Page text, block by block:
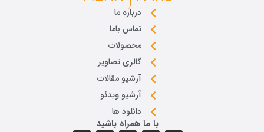
درباره ما
تماس باما
محصولات
گالری تصاویر
آرشیو مقالات
آرشیو ویدئو
دانلود ها
با ما همراه باشید